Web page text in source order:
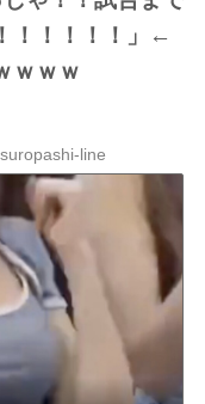
！！！！！」←
ｗｗｗ
line